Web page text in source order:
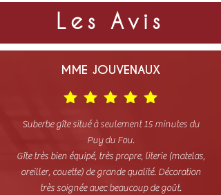
Les Avis
MME JOUVENAUX
Suberbe gîte situé à seulement 15 minutes du
Puy du Fou.
Gîte très bien équipé, très propre, literie (matelas,
oreiller, couette) de grande qualité. Décoration
très soignée avec beaucoup de goût.